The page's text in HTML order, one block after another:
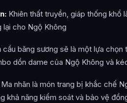
Khiên thất truyền, giáp thống khổ
lại cho Ngộ Không
cầu băng sương sẽ là một lựa
dồn dame của Ngộ Không và
nhãn là món trang bị khắc chế
khả năng kiểm soát và bảo vệ